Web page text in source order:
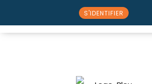
S'IDENTIFIER
⭠ Retour au catalogue partenaire